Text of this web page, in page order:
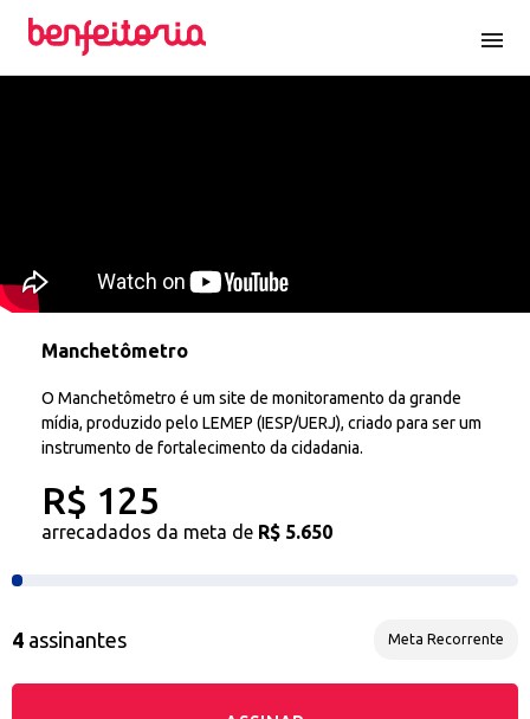
menu
Manchetômetro
O Manchetômetro é um site de monitoramento da grande
mídia, produzido pelo LEMEP (IESP/UERJ), criado para ser um
instrumento de fortalecimento da cidadania.
R$ 125
arrecadados da meta de R$ 5.650
4 assinantes Meta Recorrente